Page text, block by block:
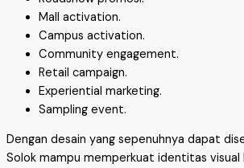
Mall activation.
Campus activation.
Community engagement.
Retail campaign.
Experiential marketing.
Sampling event.
Dengan desain yang sepenuhnya dapat
Solok mampu memperkuat identitas visual